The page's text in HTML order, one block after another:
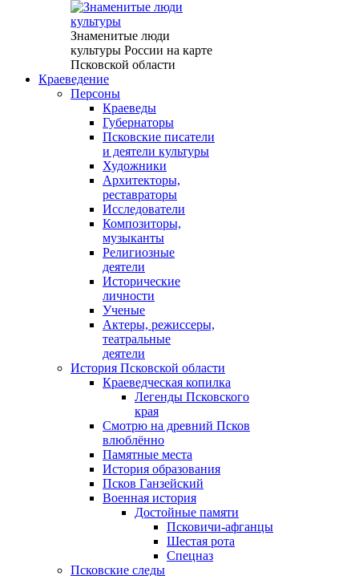
Знаменитые люди
культуры России на карте
Псковской области
Краеведение
Персоны
Краеведы
Губернаторы
Псковские писатели
и деятели культуры
Художники
Архитекторы,
реставраторы
Исследователи
Композиторы,
музыканты
Религиозные
деятели
Исторические
личности
Ученые
Актеры, режиссеры,
театральные
деятели
История Псковской области
Краеведческая копилка
Легенды Псковского
края
Смотрю на древний Псков
влюблённо
Памятные места
История образования
Псков Ганзейский
Военная история
Достойные памяти
Псковичи-афганцы
Шестая рота
Спецназ
Псковские следы